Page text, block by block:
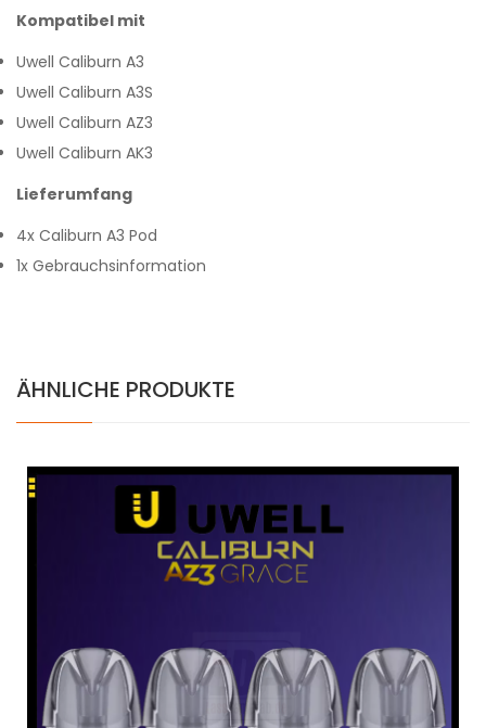
Kompatibel mit
Uwell Caliburn A3
Uwell Caliburn A3S
Uwell Caliburn AZ3
Uwell Caliburn AK3
Lieferumfang
4x Caliburn A3 Pod
1x Gebrauchsinformation
ÄHNLICHE PRODUKTE